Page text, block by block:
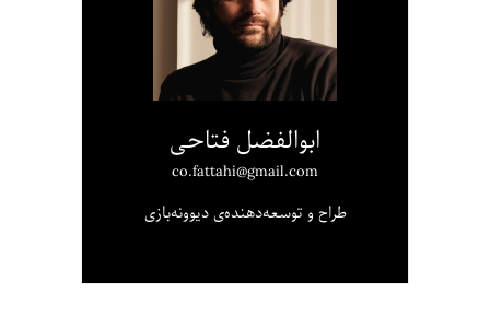
ابوالفضل فتاحی
co.fattahi@gmail.com
طراح و توسعه‌دهنده‌ی دیوونه‌بازی